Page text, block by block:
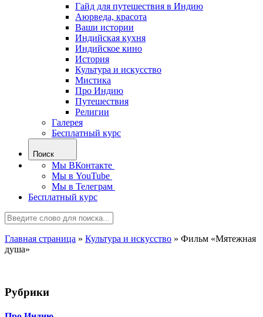
Гайд для путешествия в Индию
Аюрведа, красота
Ваши истории
Индийская кухня
Индийское кино
История
Культура и искусство
Мистика
Про Индию
Путешествия
Религии
Галерея
Бесплатный курс
Поиск
Мы ВКонтакте
Мы в YouTube
Мы в Телеграм
Бесплатный курс
Главная страница » Культура и искусство » Фильм «Мятежная
душа»
Рубрики